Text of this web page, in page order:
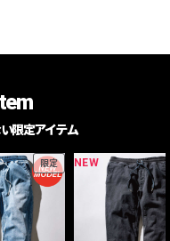
限定アイテム
限定 NEW